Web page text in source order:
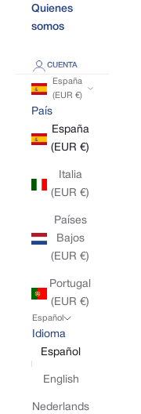
Quienes
somos
CUENTA
España
(EUR €)
País
España
(EUR €)
Italia
(EUR €)
Países
Bajos
(EUR €)
Portugal
(EUR €)
Español
Idioma
Español
English
Nederlands